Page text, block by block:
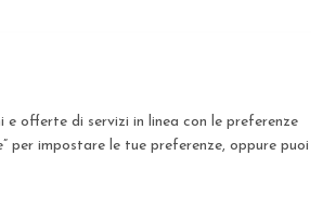
offerte di servizi in linea con le preferenze
per impostare le tue preferenze, oppure puoi